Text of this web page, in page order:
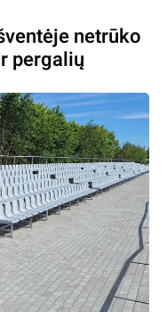
netrūko
pergalių